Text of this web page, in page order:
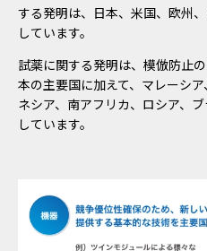
する発明は、日本、米国、欧州
しています。
試薬に関する発明は、模倣防止
本の主要国に加えて、マレーシ
ネシア、南アフリカ、ロシア、
しています。